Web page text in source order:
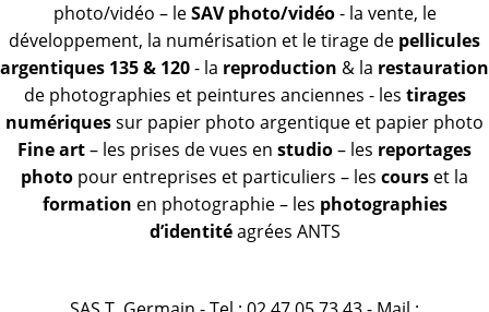
photo/vidéo – leSAV photo/vidéo- la vente, le
développement, la numérisation et le tirage de pellicules
argentiques 135 & 120- la reproduction & la restauration
de photographies et peintures anciennes - les tirages
numériquessur papier photo argentique et papier photo
Fine art– les prises de vues en studio– les reportages
photo pour entreprises et particuliers – les cours et la
formation en photographie – les photographies
d’identitéagrées ANTS